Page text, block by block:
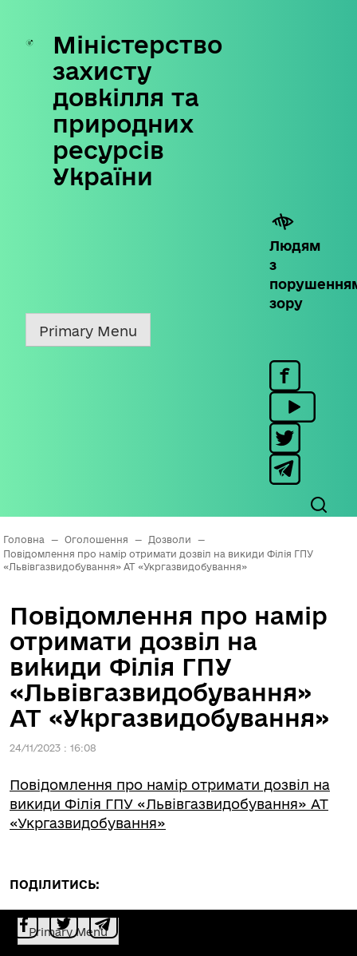
Skip
content
Міністерство
захисту
довкілля та
природних
ресурсів
України
Людям
з
зору
Primary Menu
Головна — Оголошення — Дозволи
—
Повідомлення про намір отримати дозвіл на викиди Філія ГПУ
«Львівгазвидобування» АТ «Укргазвидобування»
Повідомлення про намір
отримати дозвіл на
викиди Філія ГПУ
«Львівгазвидобування»
АТ «Укргазвидобування»
24/11/2023 : 16:08
Повідомлення про намір отримати дозвіл на
викиди Філія ГПУ «Львівгазвидобування» АТ
«Укргазвидобування»
ПОДІЛИТИСЬ:
Primary Menu